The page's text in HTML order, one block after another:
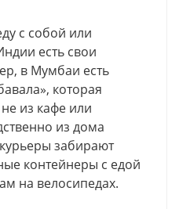
с собой или
есть свои
в Мумбаи есть
которая
из кафе или
из дома
забирают
контейнеры с едой
на велосипедах.